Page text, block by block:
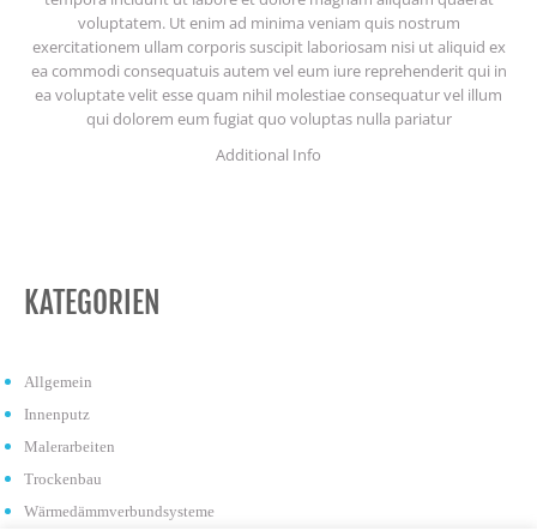
voluptatem. Ut enim ad minima veniam quis nostrum
exercitationem ullam corporis suscipit laboriosam nisi ut aliquid ex
ea commodi consequatuis autem vel eum iure reprehenderit qui in
ea voluptate velit esse quam nihil molestiae consequatur vel illum
qui dolorem eum fugiat quo voluptas nulla pariatur
Additional Info
KATEGORIEN
Allgemein
Innenputz
Malerarbeiten
Trockenbau
Wärmedämmverbundsysteme